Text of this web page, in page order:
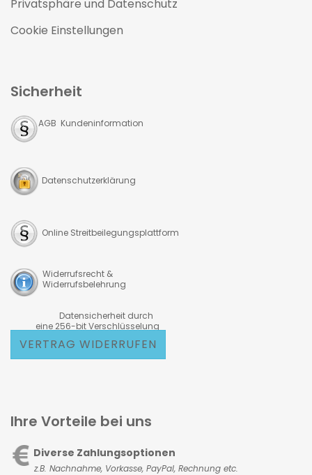
Privatsphäre und Datenschutz
Cookie Einstellungen
Sicherheit
AGB Kundeninformation
Datenschutzerklärung
Online Streitbeilegungsplattform
Widerrufsrecht &
Widerrufsbelehrung
Datensicherheit durch
eine 256-bit Verschlüsselung
VERTRAG WIDERRUFEN
Ihre Vorteile bei uns
Diverse Zahlungsoptionen
z.B. Nachnahme, Vorkasse, PayPal, Rechnung etc.